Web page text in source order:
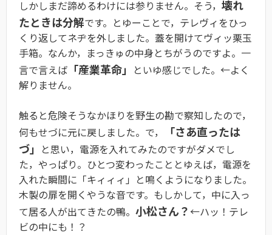
しかしまだ諦めるわけには参りません。そう， 壊れ
たときは分解です。とゆーことで，テレヴィをひっ
くり返してネヂを外しました。蓋を開けてヴィッ栗玉
手箱。なんか，まっきゅの中身とちがうのですよ。一
言で言えば 「産業革命」 といゆ感じでした。←よく
解りません。
触ると危険そうなかほりを野生の勘で察知したので，
何もせづに元に戻しました。で，
「さあ直ったは
づ」 と思い，電源を入れてみたのですがダメでし
た，やっぱり。ひとつ変わったこととゆえば，電源を
入れた瞬間に「キィィィ」と鳴くようになりました。
木製の扉を開くやうな音です。もしかして，中に入っ
て居る人が出てきたの鴨。 小松さん？←ハッ！テレ
ビの中にも！？